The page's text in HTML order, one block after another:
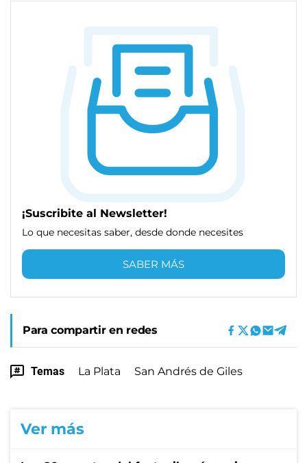
¡Suscribite al Newsletter!
Lo que necesitas saber, desde donde necesites
SABER MÁS
Para compartir en redes
Temas La Plata San Andrés de Giles
Ver más